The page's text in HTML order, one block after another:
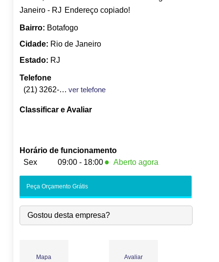
Janeiro - RJ Endereço copiado!
Bairro: Botafogo
Cidade: Rio de Janeiro
Estado: RJ
Telefone
(21) 3262-9600
ver telefone
Classificar e Avaliar
Horário de funcionamento
Sex
09:00 - 18:00 ● Aberto agora
-
Qua:
09:00-18:00
Qui:
09:00-18:00
●
Peça Orçamento Grátis
Gostou desta empresa?
Mapa Avaliar